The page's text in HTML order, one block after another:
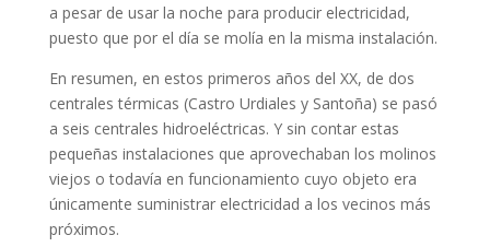
a pesar de usar la noche para producir electricidad,
puesto que por el día se molía en la misma instalación.
En resumen, en estos primeros años del XX, de dos
centrales térmicas (Castro Urdiales y Santoña) se pasó
a seis centrales hidroeléctricas. Y sin contar estas
pequeñas instalaciones que aprovechaban los molinos
viejos o todavía en funcionamiento cuyo objeto era
únicamente suministrar electricidad a los vecinos más
próximos.